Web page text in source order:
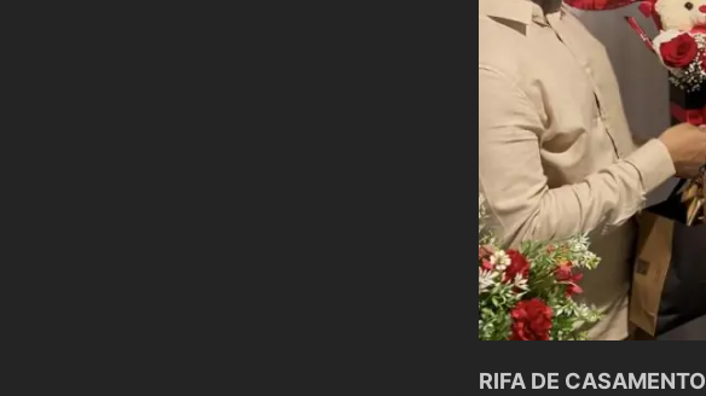
RIFA DE CASAMENTO